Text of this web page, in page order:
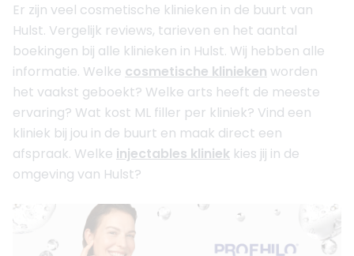
Er zijn veel cosmetische klinieken in de buurt van
Hulst. Vergelijk reviews, tarieven en het aantal
boekingen bij alle klinieken in Hulst. Wij hebben alle
informatie. Welke cosmetische klinieken worden
het vaakst geboekt? Welke arts heeft de meeste
ervaring? Wat kost ML filler per kliniek? Vind een
kliniek bij jou in de buurt en maak direct een
afspraak. Welke injectables kliniek kies jij in de
omgeving van Hulst?